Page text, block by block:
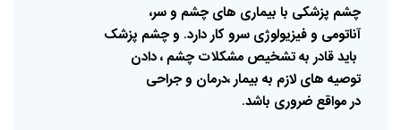
چشم پزشکی با بیماری های چشم وسر،
آناتومی وفیزیولوژی سروکاردارد. وچشم پزشک
بایدقادر بهتشخیص مشکلات چشم ،دادن
توصیه های لازم به بیمار،درمان وجراحی
درمواقع ضروری باشد.